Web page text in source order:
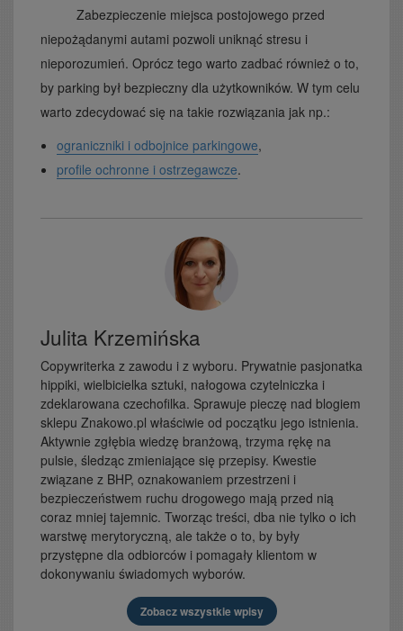
Zabezpieczenie miejsca postojowego przed
niepożądanymi autami pozwoli uniknąć stresu i
nieporozumień. Oprócz tego warto zadbać również o to,
by parking był bezpieczny dla użytkowników. W tym celu
warto zdecydować się na takie rozwiązania jak np.:
ograniczniki i odbojnice parkingowe,
profile ochronne i ostrzegawcze.
Julita Krzemińska
Copywriterka z zawodu i z wyboru. Prywatnie pasjonatka
hippiki, wielbicielka sztuki, nałogowa czytelniczka i
zdeklarowana czechofilka. Sprawuje pieczę nad blogiem
sklepu Znakowo.pl właściwie od początku jego istnienia.
Aktywnie zgłębia wiedzę branżową, trzyma rękę na
pulsie, śledząc zmieniające się przepisy. Kwestie
związane z BHP, oznakowaniem przestrzeni i
bezpieczeństwem ruchu drogowego mają przed nią
coraz mniej tajemnic. Tworząc treści, dba nie tylko o ich
warstwę merytoryczną, ale także o to, by były
przystępne dla odbiorców i pomagały klientom w
dokonywaniu świadomych wyborów.
Zobacz wszystkie wpisy